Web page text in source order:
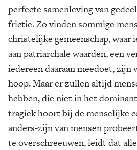
perfecte samenleving van
frictie. Zo vinden sommige
christelijke gemeenschap, waar
aan patriarchale waarden, een
iedereen daaraan meedoet, zijn
hoop. Maar er zullen altijd
hebben, die niet in het
tragiek hoort bij de menselijke
anders-zijn van mensen
te overschreeuwen, leidt dat